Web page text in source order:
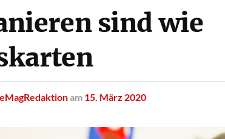
sind wie
am 15. März 2020